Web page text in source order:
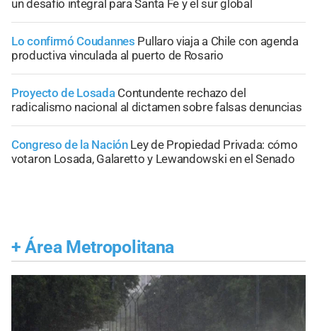
un desafío integral para Santa Fe y el sur global
Lo confirmó Coudannes Pullaro viaja a Chile con agenda
productiva vinculada al puerto de Rosario
Proyecto de Losada Contundente rechazo del
radicalismo nacional al dictamen sobre falsas denuncias
Congreso de la Nación Ley de Propiedad Privada: cómo
votaron Losada, Galaretto y Lewandowski en el Senado
+ Área Metropolitana